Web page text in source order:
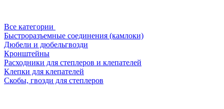
Все категории
Быстроразъемные соединения (камлоки)
Дюбели и дюбельгвозди
Кронштейны
Расходники для степлеров и клепателей
Клепки для клепателей
Скобы, гвозди для степлеров